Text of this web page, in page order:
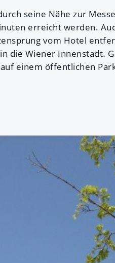
seine Nähe zur
erreicht werden.
vom Hotel
die Wiener Innenstadt.
einem öffentlichen